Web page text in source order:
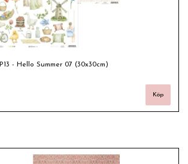
P13 - Hello Summer 07 (30x30cm)